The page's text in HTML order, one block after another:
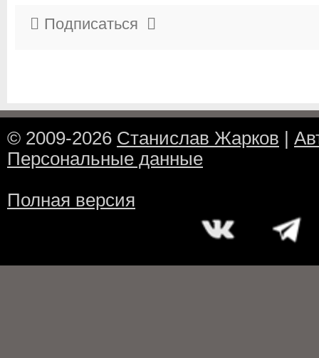
Подписаться
© 2009-2026 Станислав Жарков
Персональные данные
Полная версия